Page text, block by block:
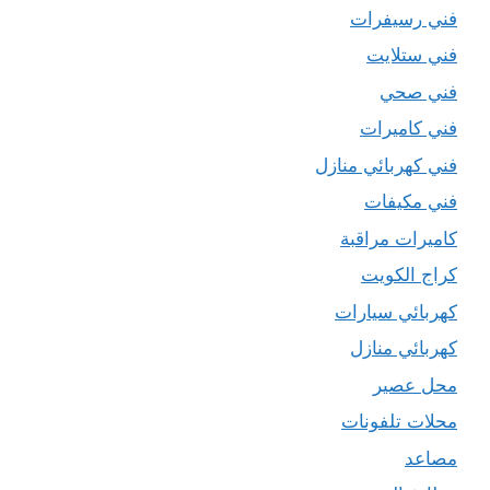
فني رسيفرات
فني ستلايت
فني صحي
فني كاميرات
فني كهربائي منازل
فني مكيفات
كاميرات مراقبة
كراج الكويت
كهربائي سيارات
كهربائي منازل
محل عصير
محلات تلفونات
مصاعد